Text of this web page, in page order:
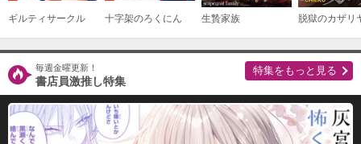
ギルティサークル 十字架のろくにん 生贄家族 脱獄のカザリ
毎週金曜更新！
書店員激推し特集
特集をもっと見る